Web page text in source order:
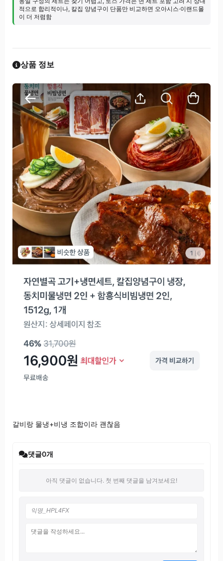
적으로 합리적이나, 칼집 양념구이 단품만 비교하면 오아시스·이랜드몰
이 더 저렴함
상품 정보
갈비랑 물냉+비냉 조합이라 괜찮음
댓글0개
아직 댓글이 없습니다. 첫 번째 댓글을 남겨보세요!